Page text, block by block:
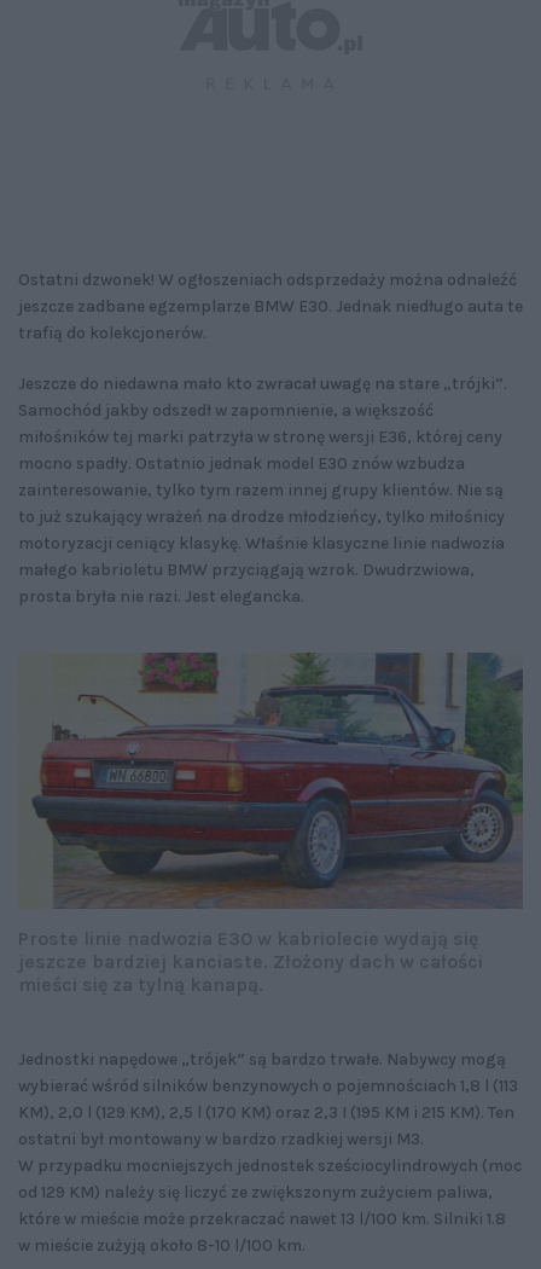
Ostatni dzwonek! W ogłoszeniach odsprzedaży można odnaleźć
jeszcze zadbane egzemplarze BMW E30. Jednak niedługo auta te
trafią do kolekcjonerów.
Jeszcze do niedawna mało kto zwracał uwagę na stare „trójki”.
Samochód jakby odszedł w zapomnienie, a większość
miłośników tej marki patrzyła w stronę wersji E36, której ceny
mocno spadły. Ostatnio jednak model E30 znów wzbudza
zainteresowanie, tylko tym razem innej grupy klientów. Nie są
to już szukający wrażeń na drodze młodzieńcy, tylko miłośnicy
motoryzacji ceniący klasykę. Właśnie klasyczne linie nadwozia
małego kabrioletu BMW przyciągają wzrok. Dwudrzwiowa,
prosta bryła nie razi. Jest elegancka.
Jednostki napędowe „trójek” są bardzo trwałe. Nabywcy mogą
wybierać wśród silników benzynowych o pojemnościach 1,8 l (113
KM), 2,0 l (129 KM), 2,5 l (170 KM) oraz 2,3 I (195 KM i 215 KM). Ten
ostatni był montowany w bardzo rzadkiej wersji M3.
W przypadku mocniejszych jednostek sześciocylindrowych (moc
od 129 KM) należy się liczyć ze zwiększonym zużyciem paliwa,
które w mieście może przekraczać nawet 13 l/100 km. Silniki 1.8
w mieście zużyją około 8-10 l/100 km.